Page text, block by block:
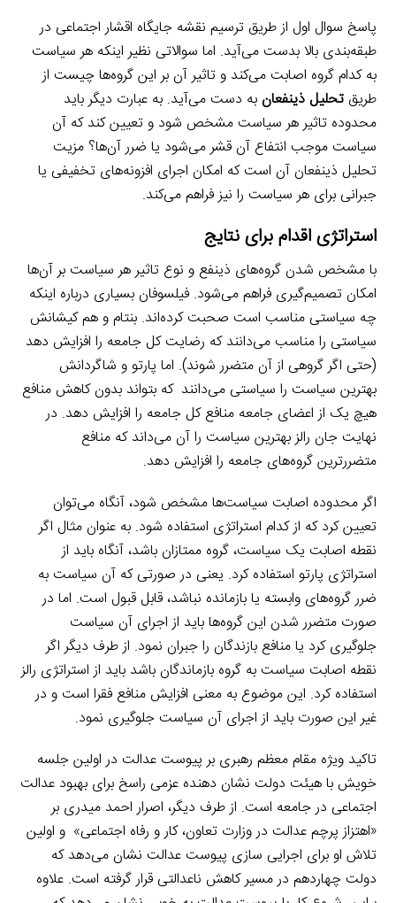
پاسخ سوال اول از طریق ترسیم نقشه جایگاه اقشار اجتماعی در
طبقه‌بندی بالا بدست می‌آید. اما سوالاتی نظیر اینکه هر سیاست
به کدام گروه اصابت می‌کند و تاثیر آن بر این گروه‌ها چیست از
طریقتحلیل ذینفعانبه دست می‌آید. به عبارت دیگر باید
محدوده تاثیر هر سیاست مشخص شود و تعیین کند که آن
سیاست موجب انتفاع آن قشر می‌شود یا ضرر آن‌ها؟ مزیت
تحلیل ذینفعان آن است که امکان اجرای افزونه‌های تخفیفی یا
جبرانی برای هر سیاست را نیز فراهم می‌کند.
استراتژی اقدام برای نتایج
با مشخص شدن گروه‌های ذینفع و نوع تاثیر هر سیاست بر آن‌ها
امکان تصمیم‌گیری فراهم می‌شود. فیلسوفان بسیاری درباره اینکه
چه سیاستی مناسب است صحبت کرده‌اند. بنتام و هم کیشانش
سیاستی را مناسب می‌دانند که رضایت کل جامعه را افزایش دهد
(حتی اگر گروهی از آن متضرر شوند). اما پارتو و شاگردانش
بهترین سیاست را سیاستی می‌دانند که بتواند بدون کاهش منافع
هیچ یک از اعضای جامعه منافع کل جامعه را افزایش دهد. در
نهایت جان رالز بهترین سیاست را آن می‌داند که منافع
متضررترین گروه‌های جامعه را افزایش دهد.
اگر محدوده اصابت سیاست‌ها مشخص شود، آنگاه می‌توان
تعیین کرد که از کدام استراتژی استفاده شود. به عنوان مثال اگر
نقطه اصابت یک سیاست، گروه ممتازان باشد، آنگاه باید از
استراتژی پارتو استفاده کرد. یعنی در صورتی که آن سیاست به
ضرر گروه‌های وابسته یا بازمانده نباشد، قابل قبول است. اما در
صورت متضرر شدن این گروه‌ها باید از اجرای آن سیاست
جلوگیری کرد یا منافع بازندگان را جبران نمود. از طرف دیگر اگر
نقطه اصابت سیاست به گروه بازماندگان باشد باید از استراتژی رالز
استفاده کرد. این موضوع به معنی افزایش منافع فقرا است و در
غیر این صورت باید از اجرای آن سیاست جلوگیری نمود.
تاکید ویژه مقام معظم رهبری بر پیوست عدالت در اولین جلسه
خویش با هیئت دولت نشان دهنده عزمی راسخ برای بهبود عدالت
اجتماعی در جامعه است. از طرف دیگر، اصرار احمد میدری بر
«اهتزاز پرچم عدالت در وزارت تعاون، کار و رفاه اجتماعی» و اولین
تلاش او برای اجرایی سازی پیوست عدالت نشان می‌دهد که
دولت چهاردهم در مسیر کاهش ناعدالتی قرار گرفته است. علاوه